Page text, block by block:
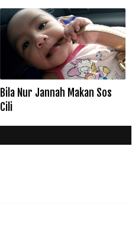
Bila Nur Jannah Makan Sos
Cili